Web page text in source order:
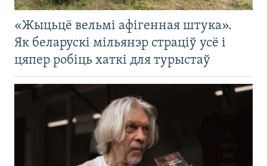
«Жыцьцё вельмі афігенная штука».
Як беларускі мільянэр страціў усё і
цяпер робіць хаткі для турыстаў